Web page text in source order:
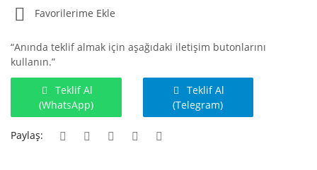
Favorilerime Ekle
“Anında teklif almak için aşağıdaki iletişim butonlarını
kullanın.”
Teklif Al
(WhatsApp)
Teklif Al
(Telegram)
Paylaş: